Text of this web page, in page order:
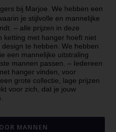
bij Marjoe. We hebben een
je stijlvolle en mannelijke
– alle prijzen in deze
ketting met hanger hoeft niet
te hebben. We hebben
een mannelijke uitstraling
mannen passen. – Iedereen
hanger vinden, voor
grote collectie, lage prijzen
voor zich, dat je jouw
MANNEN